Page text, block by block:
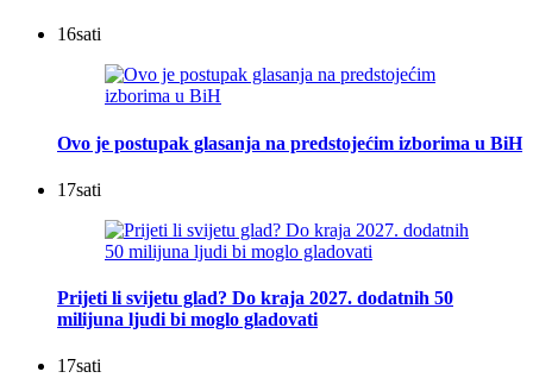
16sati
Ovo je postupak glasanja na predstojećim izborima u BiH
17sati
Prijeti li svijetu glad? Do kraja 2027. dodatnih 50
milijuna ljudi bi moglo gladovati
17sati